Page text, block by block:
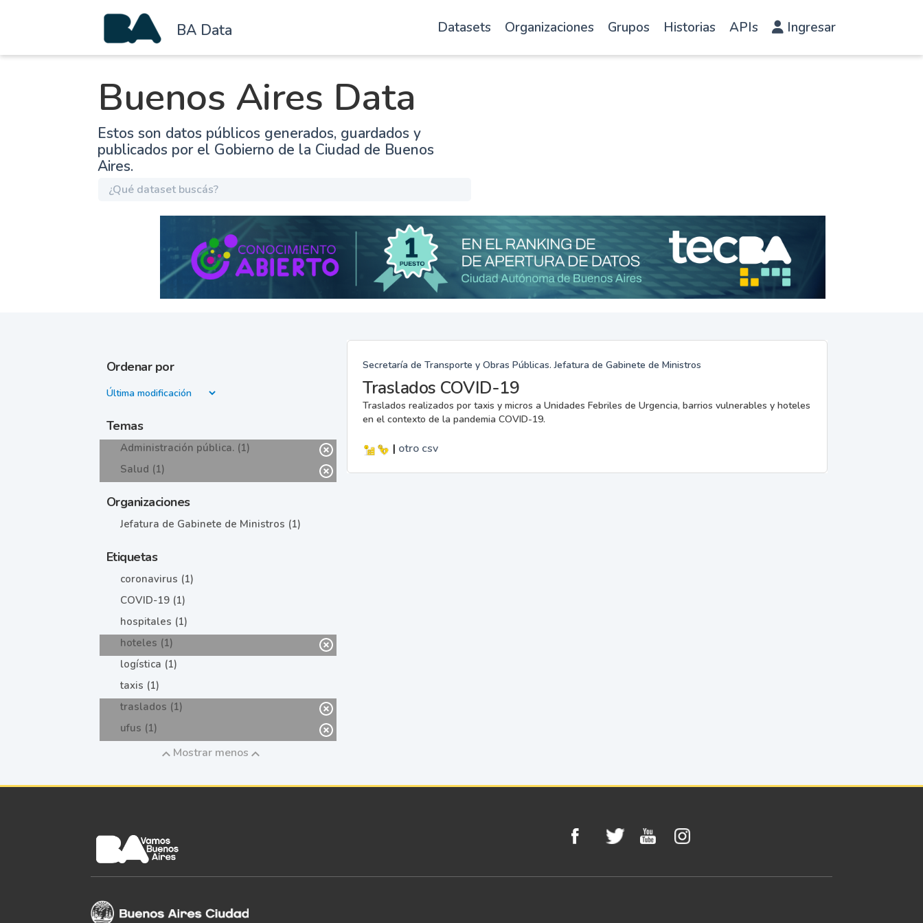
BA Data Datasets Organizaciones Grupos Historias APIs Ingresar
Buenos Aires Data
Estos son datos públicos generados, guardados y
publicados por el Gobierno de la Ciudad de Buenos
Aires.
Ordenar por
Temas
Administración pública. (1)
Salud (1)
Organizaciones
Jefatura de Gabinete de Ministros (1)
Etiquetas
coronavirus (1)
COVID-19 (1)
hospitales (1)
hoteles (1)
logística (1)
taxis (1)
traslados (1)
ufus (1)
Mostrar menos
Secretaría de Transporte y Obras Públicas. Jefatura de Gabinete de Ministros
Traslados COVID-19
Traslados realizados por taxis y micros a Unidades Febriles de Urgencia, barrios vulnerables y hoteles
en el contexto de la pandemia COVID-19.
| otro csv